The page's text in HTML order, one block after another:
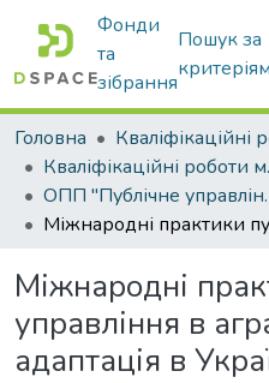
Фонди
та
зібрання
Пошук за
Головна
Кваліфікаційні
ОПП
Міжнародні
управління в
адаптація в